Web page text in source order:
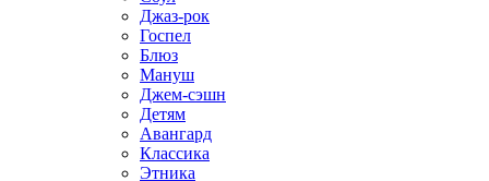
Джаз-рок
Госпел
Блюз
Мануш
Джем-сэшн
Детям
Авангард
Классика
Этника